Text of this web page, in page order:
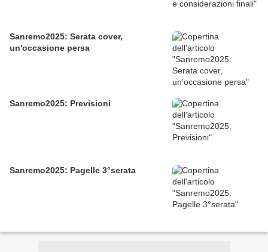
Sanremo2025: Serata cover,
un'occasione persa
Sanremo2025: Previsioni
Sanremo2025: Pagelle 3°serata